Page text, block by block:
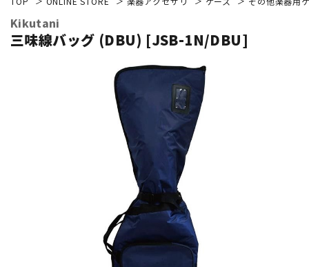
アコギ/エレアコ
Kikutani
三味線バッグ (DBU) [JSB-1N/DBU]